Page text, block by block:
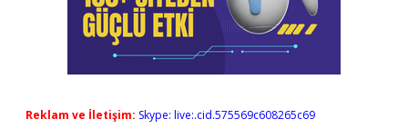
Reklam ve İletişim: Skype: live:.cid.575569c608265c69